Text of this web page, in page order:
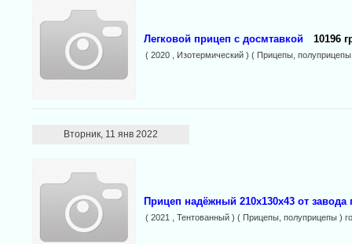
Легковой прицеп с досмтавкой 10196
( 2020 , Изотермический ) ( Прицепы,
Вторник, 11 янв 2022
Прицеп надёжный 210х130х43 от
( 2021 , Тентованный ) ( Прицепы, полуприцепы )